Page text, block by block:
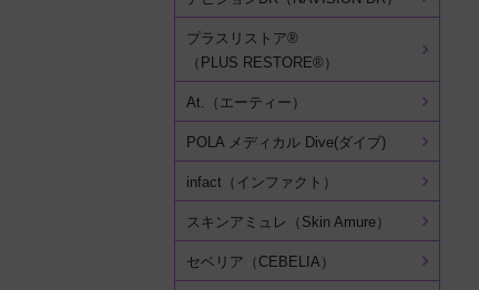
プラスリストア®
（PLUS RESTORE®）
At.（エーティー）
POLA メディカル Dive(ダイブ)
infact（インファクト）
スキンアミュレ（Skin Amure）
セベリア（CEBELIA）